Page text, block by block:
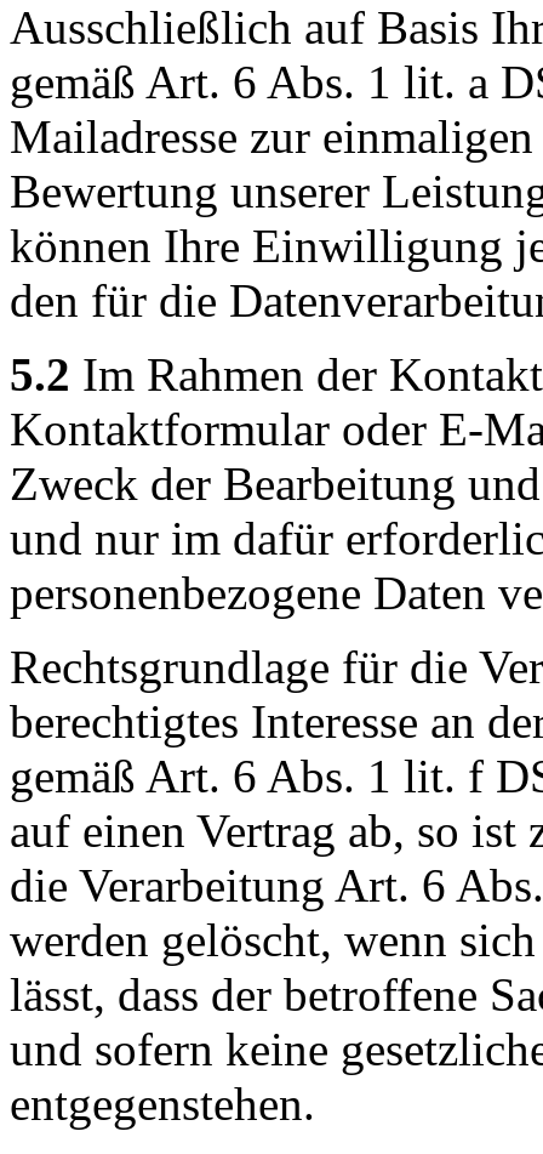
Ausschließlich auf Basis
gemäß Art. 6 Abs. 1 lit. a
Mailadresse zur
Bewertung unserer
können Ihre Einwilligung
den für die
5.2 Im Rahmen der
Kontaktformular oder E-
Zweck der Bearbeitung
und nur im dafür
personenbezogene Daten
Rechtsgrundlage für die
berechtigtes Interesse an
gemäß Art. 6 Abs. 1 lit. f
auf einen Vertrag ab, so ist
die Verarbeitung Art. 6
werden gelöscht, wenn
lässt, dass der betroffene
und sofern keine
entgegenstehen.